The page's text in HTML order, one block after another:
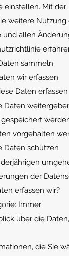
Mit
weitere
allen
sammeln
wir erfassen
Daten erfassen
Daten
vorgehalten
Daten schützen
der
erfassen wir?
Immer
über die
die Sie